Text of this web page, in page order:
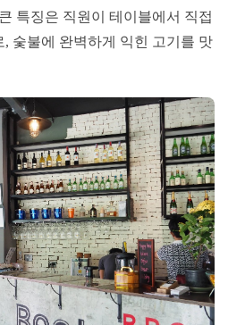
특징은 직원이 테이블에서 직접
숯불에 완벽하게 익힌 고기를 맛